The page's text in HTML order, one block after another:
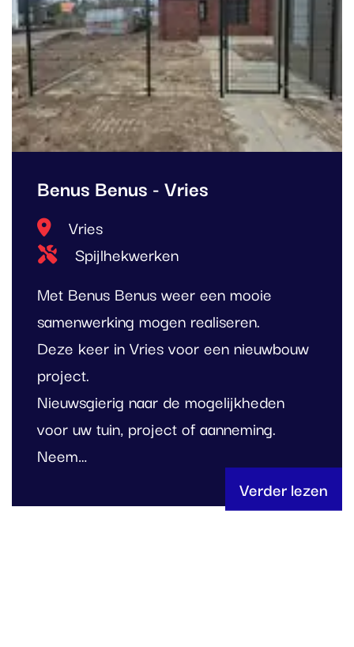
Benus Benus - Vries
Locatie
Vries
Type project
Spijlhekwerken
Met Benus Benus weer een mooie
samenwerking mogen realiseren.
Deze keer in Vries voor een nieuwbouw
project.
Nieuwsgierig naar de mogelijkheden
voor uw tuin, project of aanneming.
Neem…
Verder lezen